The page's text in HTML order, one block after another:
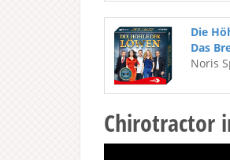
Die
Das
Noris
Chirotractor